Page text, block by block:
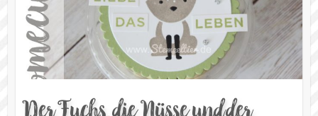
Der Fuchs, die Nüsse und der